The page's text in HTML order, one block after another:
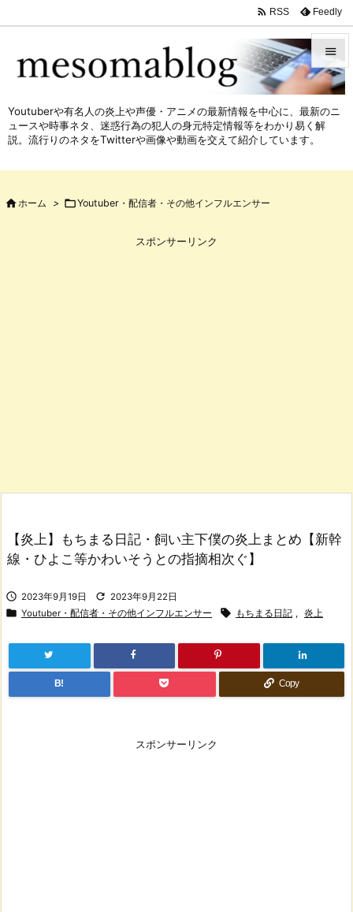



 RSS Feedly
Youtuberや有名人の炎上や声優・アニメの最新情報を中心に、最新のニ
ュースや時事ネタ、迷惑行為の犯人の身元特定情報等をわかり易く解
説。流行りのネタをTwitterや画像や動画を交えて紹介しています。
 ホーム > Youtuber・配信者・その他インフルエンサー
スポンサーリンク
【炎上】もちまる日記・飼い主下僕の炎上まとめ【新幹
線・ひよこ等かわいそうとの指摘相次ぐ】
 2023年9月19日  2023年9月22日
 Youtuber・配信者・その他インフルエンサー  もちまる日記 , 炎上
B! Copy
スポンサーリンク